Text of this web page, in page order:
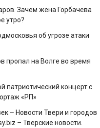
Зачем жена Горбачева
утро?
об угрозе атаки
пропал на Волге во время
патриотический концерт с
«РП»
– Новости Твери и городов
– Тверские новости.